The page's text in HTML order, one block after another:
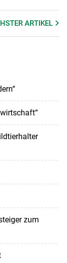
ARTIKEL
zum